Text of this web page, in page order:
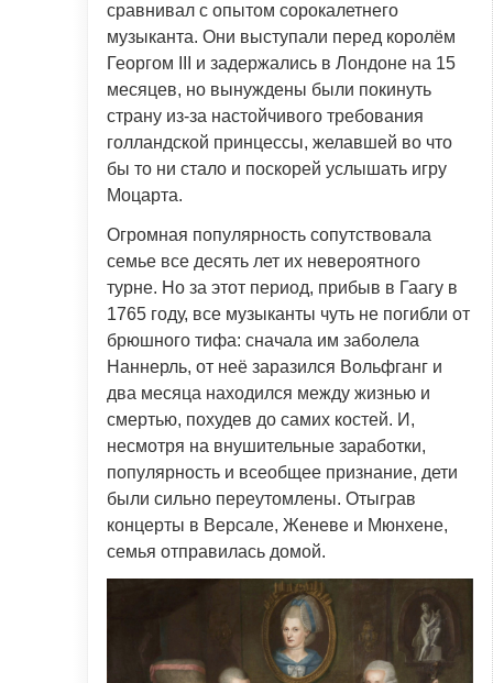
сравнивал с опытом сорокалетнего
музыканта. Они выступали перед королём
Георгом III и задержались в Лондоне на 15
месяцев, но вынуждены были покинуть
страну из-за настойчивого требования
голландской принцессы, желавшей во что
бы то ни стало и поскорей услышать игру
Моцарта.
Огромная популярность сопутствовала
семье все десять лет их невероятного
турне. Но за этот период, прибыв в Гаагу в
1765 году, все музыканты чуть не погибли от
брюшного тифа: сначала им заболела
Наннерль, от неё заразился Вольфганг и
два месяца находился между жизнью и
смертью, похудев до самих костей. И,
несмотря на внушительные заработки,
популярность и всеобщее признание, дети
были сильно переутомлены. Отыграв
концерты в Версале, Женеве и Мюнхене,
семья отправилась домой.